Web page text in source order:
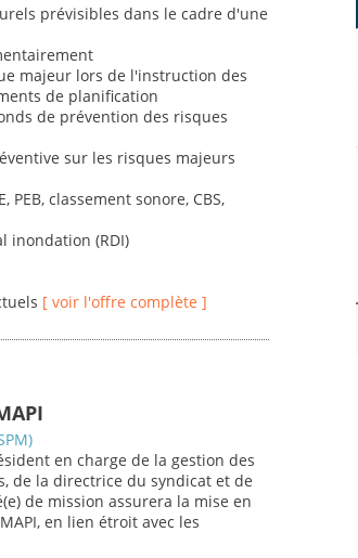
prévisibles dans le cadre d'une
majeur lors de l'instruction des
de planification
de prévention des risques
sur les risques majeurs
classement sonore, CBS,
inondation (RDI)
[ voir l'offre complète ]
en charge de la gestion des
de la directrice du syndicat et de
de mission assurera la mise en
en lien étroit avec les